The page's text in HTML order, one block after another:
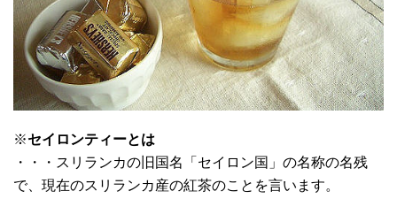
※セイロンティーとは
・・・スリランカの旧国名「セイロン国」の名称の名残
で、現在のスリランカ産の紅茶のことを言います。